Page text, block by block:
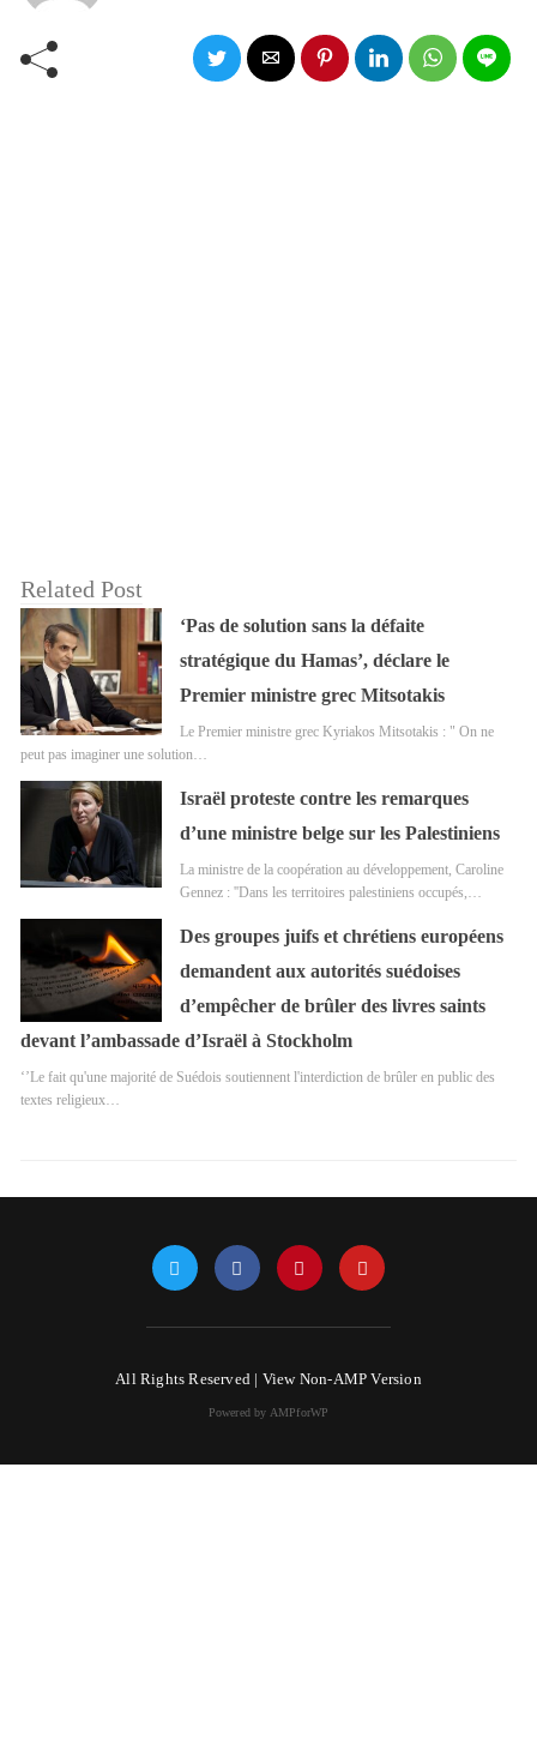
Related Post
‘Pas de solution sans la défaite
stratégique du Hamas’, déclare le
Premier ministre grec Mitsotakis
Le Premier ministre grec Kyriakos Mitsotakis : " On ne
peut pas imaginer une solution…
Israël proteste contre les remarques
d’une ministre belge sur les Palestiniens
La ministre de la coopération au développement, Caroline
Gennez : ''Dans les territoires palestiniens occupés,…
Des groupes juifs et chrétiens européens
demandent aux autorités suédoises
d’empêcher de brûler des livres saints
devant l’ambassade d’Israël à Stockholm
‘’Le fait qu'une majorité de Suédois soutiennent l'interdiction de brûler en public des
textes religieux…
All Rights Reserved | View Non-AMP Version
Powered by AMPforWP